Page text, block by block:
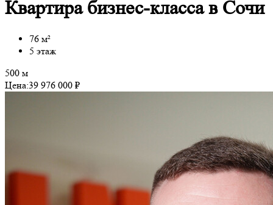
Квартира бизнес-класса в Сочи
76 м²
5 этаж
500 м
Цена:39 976 000 ₽